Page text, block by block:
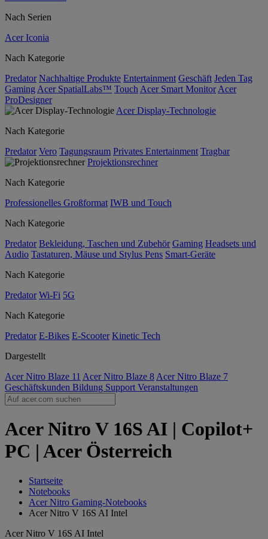
Nach Serien
Acer Iconia
Nach Kategorie
Predator Nachhaltige Produkte Entertainment Geschäft Jeden Tag
Gaming Acer SpatialLabs™ Touch Acer Smart Monitor Acer
ProDesigner
Acer Display-Technologie
Nach Kategorie
Predator Vero Tagungsraum Privates Entertainment Tragbar
Projektionsrechner
Nach Kategorie
Professionelles Großformat IWB und Touch
Nach Kategorie
Predator Bekleidung, Taschen und Zubehör Gaming Headsets und
Audio Tastaturen, Mäuse und Stylus Pens Smart-Geräte
Nach Kategorie
Predator Wi-Fi 5G
Nach Kategorie
Predator E-Bikes E-Scooter Kinetic Tech
Dargestellt
Acer Nitro Blaze 11 Acer Nitro Blaze 8 Acer Nitro Blaze 7
Geschäftskunden Bildung Support Veranstaltungen
Acer Nitro V 16S AI | Copilot+
PC | Acer Österreich
Startseite
Notebooks
Acer Nitro Gaming-Notebooks
Acer Nitro V 16S AI Intel
Acer Nitro V 16S AI Intel